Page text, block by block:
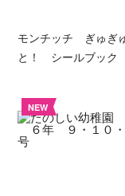
モンチッチ ぎゅぎ
と！ シールブック
NEW